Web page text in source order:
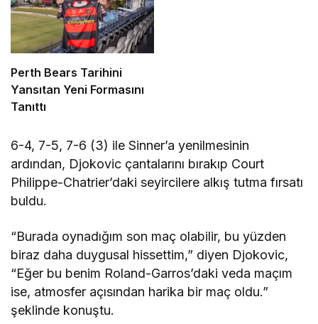
Perth Bears Tarihini
Yansıtan Yeni Formasını
Tanıttı
6-4, 7-5, 7-6 (3) ile Sinner’a yenilmesinin
ardından, Djokovic çantalarını bırakıp Court
Philippe-Chatrier’daki seyircilere alkış tutma fırsatı
buldu.
“Burada oynadığım son maç olabilir, bu yüzden
biraz daha duygusal hissettim,” diyen Djokovic,
“Eğer bu benim Roland-Garros’daki veda maçım
ise, atmosfer açısından harika bir maç oldu.”
şeklinde konuştu.